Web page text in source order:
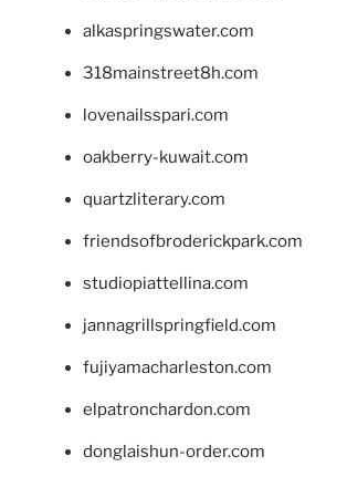
alkaspringswater.com
318mainstreet8h.com
lovenailsspari.com
oakberry-kuwait.com
quartzliterary.com
friendsofbroderickpark.com
studiopiattellina.com
jannagrillspringfield.com
fujiyamacharleston.com
elpatronchardon.com
donglaishun-order.com